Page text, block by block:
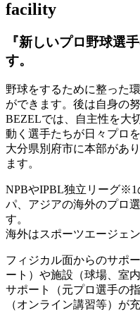
facility
『新しいプロ野球選
す。
野球をするために整った
ができます。後は自身の
BEZELでは、自主性を大
動く選手たちが日々プロ
大分県別府市に本部があ
ます。
NPBやIPBL独立リーグ※1
パ、アジアの海外のプロ
す。
海外はスポーツエージェ
フィジカル面からのサポ
ート）や施設（球場、室
サポート（元プロ選手の
（オンライン講習等）が